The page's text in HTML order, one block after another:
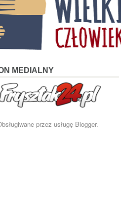
MEDIALNY
przez usługę Blogger.